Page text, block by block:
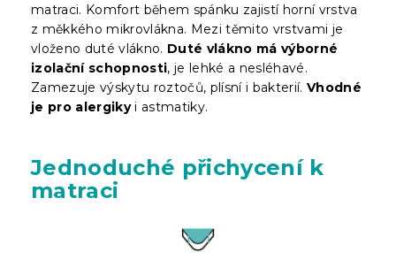
matraci. Komfort během spánku zajistí horní vrstva
z měkkého mikrovlákna. Mezi těmito vrstvami je
vloženo duté vlákno. Duté vlákno má výborné
izolační schopnosti, je lehké a nesléhavé.
Zamezuje výskytu roztočů, plísní i bakterií. Vhodné
je pro alergikyi astmatiky.
Jednoduché přichycení k
matraci